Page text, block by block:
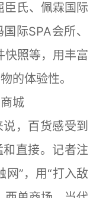
臣氏、佩霖国际
际SPA会所、
快照等，用丰富
的体验性。
城
，百货感受到
直接。记者注
网”，用“打入敌